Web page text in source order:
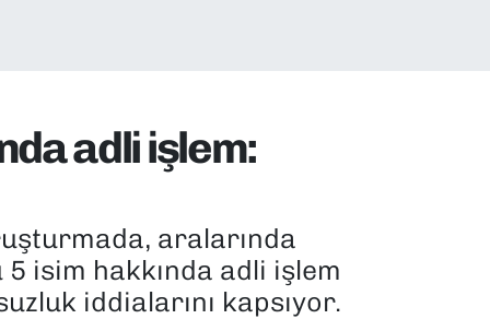
adli işlem:
aralarında
isim hakkında adli işlem
iddialarını kapsıyor.